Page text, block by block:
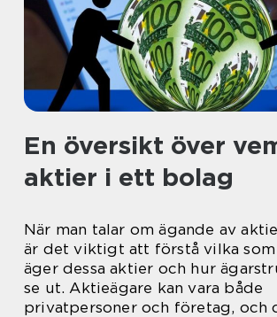
En översikt över
aktier i ett bolag
När man talar om ägande av
är det viktigt att förstå vilka
äger dessa aktier och hur
se ut. Aktieägare kan vara både
privatpersoner och företag, och